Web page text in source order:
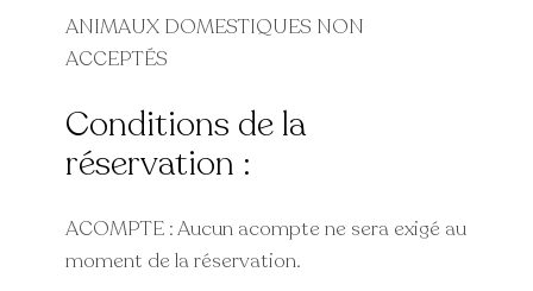
ANIMAUX DOMESTIQUES NON
ACCEPTÉS
Conditions de la
réservation :
ACOMPTE : Aucun acompte ne sera exigé au
moment de la réservation.